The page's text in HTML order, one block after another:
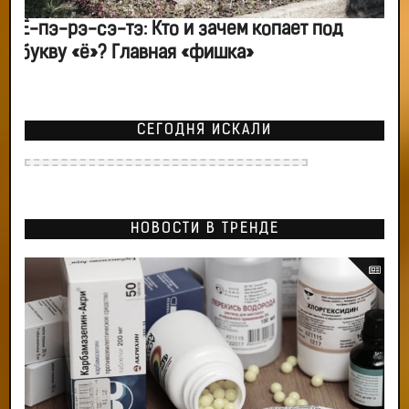
Ё-пэ-рэ-сэ-тэ: Кто и зачем копает под
букву «ё»? Главная «фишка»
СЕГОДНЯ ИСКАЛИ
НОВОСТИ В ТРЕНДЕ